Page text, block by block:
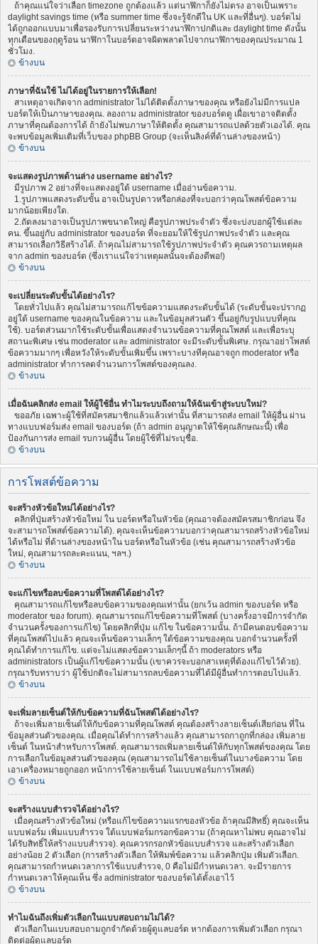
ถ้าคุณแน่ใจว่าเลือก timezone ถูกต้องแล้ว แต่นาฬิกาก็ยังไม่ตรง อาจเป็นเพราะ
daylight savings time (หรือ summer time ซึ่งจะรู้จักดีใน UK และที่อื่นๆ). บอร์ดไม่
ได้ถูกออกแบบมาเพื่อรองรับการเปลี่ยนระหว่างนาฬิกาปกติและ daylight time ดังนั้น
ทุกเดือนของฤดูร้อน นาฬิกาในบอร์ดอาจผิดพลาดไปจากนาฬิกาของคุณประมาณ 1
ชั่วโมง.
ข้างบน
ภาษาที่ฉันใช้ ไม่ได้อยู่ในรายการให้เลือก!
สาเหตุอาจเกิดจาก administrator ไม่ได้ติดตั้งภาษาของคุณ หรือยังไม่มีการแปล
บอร์ดให้เป็นภาษาของคุณ. ลองถาม administrator ของบอร์ดดู เผื่อเขาอาจติดตั้ง
ภาษาที่คุณต้องการได้ ถ้ายังไม่พบภาษาให้ติดตั้ง คุณสามารถแปลด้วยตัวเองได้. คุณ
จะพบข้อมูลเพิ่มเติมที่เว็บของ phpBB Group (จะเห็นลิงค์ที่ด้านล่างของหน้า)
ข้างบน
จะแสดงรูปภาพด้านล่าง username อย่างไร?
มีรูปภาพ 2 อย่างที่จะแสดงอยู่ใต้ username เมื่ออ่านข้อความ.
1.รูปภาพแสดงระดับขั้น อาจเป็นรูปดาวหรือกล่องที่จะบอกว่าคุณโพสต์ข้อความ
มากน้อยเพียงใด.
2.ถัดลงมาอาจเป็นรูปภาพขนาดใหญ่ คือรูปภาพประจำตัว ซึ่งจะบ่งบอกผู้ใช้แต่ละ
คน. ขึ้นอยู่กับ administrator ของบอร์ด ที่จะยอมให้ใช้รูปภาพประจำตัว และคุณ
สามารถเลือกวิธีสร้างได้. ถ้าคุณไม่สามารถใช้รูปภาพประจำตัว คุณควรถามเหตุผล
จาก admin ของบอร์ด (ซึ่งเราแน่ใจว่าเหตุผลนั้นจะต้องดีพอ!)
ข้างบน
จะเปลี่ยนระดับขั้นได้อย่างไร?
โดยทั่วไปแล้ว คุณไม่สามารถแก้ไขข้อความแสดงระดับขั้นได้ (ระดับขั้นจะปรากฏ
อยู่ใต้ username ของคุณในข้อความ และในข้อมูลส่วนตัว ขึ้นอยู่กับรูปแบบที่คุณ
ใช้). บอร์ดส่วนมากใช้ระดับขั้นเพื่อแสดงจำนวนข้อความที่คุณโพสต์ และเพื่อระบุ
สถานะพิเศษ เช่น moderator และ administrator จะมีระดับขั้นพิเศษ. กรุณาอย่าโพสต์
ข้อความมากๆ เพื่อหวังให้ระดับขั้นเพิ่มขึ้น เพราะบางทีคุณอาจถูก moderator หรือ
administrator ทำการลดจำนวนการโพสต์ของคุณลง.
ข้างบน
เมื่อฉันคลิกส่ง email ให้ผู้ใช้อื่น ทำไมระบบถึงถามให้ฉันเข้าสู่ระบบใหม่?
ขออภัย เฉพาะผู้ใช้ที่สมัครสมาชิกแล้วแล้วเท่านั้น ที่สามารถส่ง email ให้ผู้อื่น ผ่าน
ทางแบบฟอร์มส่ง email ของบอร์ด (ถ้า admin อนุญาตให้ใช้คุณลักษณะนี้) เพื่อ
ป้องกันการส่ง email รบกวนผู้อื่น โดยผู้ใช้ที่ไม่ระบุชื่อ.
ข้างบน
การโพสต์ข้อความ
จะสร้างหัวข้อใหม่ได้อย่างไร?
คลิกที่ปุ่มสร้างหัวข้อใหม่ ใน บอร์ดหรือในหัวข้อ (คุณอาจต้องสมัครสมาชิกก่อน จึง
จะสามารถโพสต์ข้อความได้). คุณจะเห็นข้อความบอกว่าคุณสามารถสร้างหัวข้อใหม่
ได้หรือไม่ ที่ด้านล่างของหน้าใน บอร์ดหรือในหัวข้อ (เช่น คุณสามารถสร้างหัวข้อ
ใหม่, คุณสามารถละคะแนน, ฯลฯ.)
ข้างบน
จะแก้ไขหรือลบข้อความที่โพสต์ได้อย่างไร?
คุณสามารถแก้ไขหรือลบข้อความของคุณเท่านั้น (ยกเว้น admin ของบอร์ด หรือ
moderator ของ forum). คุณสามารถแก้ไขข้อความที่โพสต์ (บางครั้งอาจมีการจำกัด
จำนวนครั้งของการแก้ไข) โดยคลิกที่ปุ่ม แก้ไข ในข้อความนั้น. ถ้ามีคนตอบข้อความ
ที่คุณโพสต์ไปแล้ว คุณจะเห็นข้อความเล็กๆ ใต้ข้อความของคุณ บอกจำนวนครั้งที่
คุณได้ทำการแก้ไข. แต่จะไม่แสดงข้อความเล็กๆนี้ ถ้า moderators หรือ
administrators เป็นผู้แก้ไขข้อความนั้น (เขาควรจะบอกสาเหตุที่ต้องแก้ไขไว้ด้วย).
กรุณารับทราบว่า ผู้ใช้ปกติจะไม่สามารถลบข้อความที่ได้มีผู้อื่นทำการตอบไปแล้ว.
ข้างบน
จะเพิ่มลายเซ็นต์ให้กับข้อความที่ฉันโพสต์ได้อย่างไร?
ถ้าจะเพิ่มลายเซ็นต์ให้กับข้อความที่คุณโพสต์ คุณต้องสร้างลายเซ็นต์เสียก่อน ที่ใน
ข้อมูลส่วนตัวของคุณ. เมื่อคุณได้ทำการสร้างแล้ว คุณสามารถกาถูกที่กล่อง เพิ่มลาย
เซ็นต์ ในหน้าสำหรับการโพสต์. คุณสามารถเพิ่มลายเซ็นต์ให้กับทุกโพสต์ของคุณ โดย
การเลือกในข้อมูลส่วนตัวของคุณ (คุณสามารถไม่ใช้ลายเซ็นต์ในบางข้อความ โดย
เอาเครื่องหมายถูกออก หน้าการใช้ลายเซ็นต์ ในแบบฟอร์มการโพสต์)
ข้างบน
จะสร้างแบบสำรวจได้อย่างไร?
เมื่อคุณสร้างหัวข้อใหม่ (หรือแก้ไขข้อความแรกของหัวข้อ ถ้าคุณมีสิทธิ์) คุณจะเห็น
แบบฟอร์ม เพิ่มแบบสำรวจ ใต้แบบฟอร์มกรอกข้อความ (ถ้าคุณหาไม่พบ คุณอาจไม่
ได้รับสิทธิ์ให้สร้างแบบสำรวจ). คุณควรกรอกหัวข้อแบบสำรวจ และสร้างตัวเลือก
อย่างน้อย 2 ตัวเลือก (การสร้างตัวเลือก ให้พิมพ์ข้อความ แล้วคลิกปุ่ม เพิ่มตัวเลือก.
คุณสามารถกำหนดเวลาการใช้แบบสำรวจ, 0 คือไม่มีกำหนดเวลา. จะมีรายการ
กำหนดเวลาให้คุณเห็น ซึ่ง administrator ของบอร์ดได้ตั้งเอาไว้
ข้างบน
ทำไมฉันถึงเพิ่มตัวเลือกในแบบสอบถามไม่ได้?
ตัวเลือกในแบบสอบถามถูกจำกัดด้วยผู้ดูแลบอร์ด หากต้องการเพิ่มตัวเลือก กรุณา
ติดต่อผู้ดูแลบอร์ด